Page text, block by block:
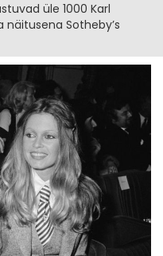
üle 1000 Karl
Sotheby’s